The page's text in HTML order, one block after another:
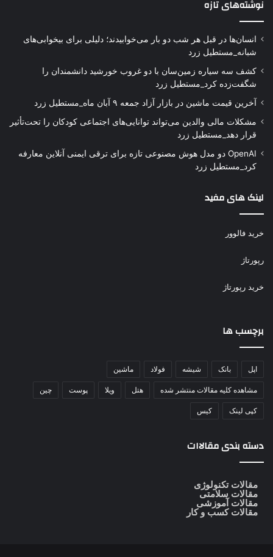
نوشته‌های تازه
انسان‌ها در قبل هر شب دو بار می‌خوابیدند؛ دلیلی برای بیخوابی‌های
شبانه_مستطیل زرد
کشف سه سیاره زمین‌سان با دو غروب خورشید دانشمندان را
شگفت‌زده کرد_مستطیل زرد
آخرین قیمت ماشین در بازار آزاد جمعه ۹ آبان ماه_مستطیل زرد
مشکلات مالی والدین می‌تواند توانایی‌های اجتماعی کودکان را تحت‌تأثیر
قرار دهد_مستطیل زرد
OpenAI دو مدل هوش مصنوعی تازه برای ترقی ایمنی آنلاین معارفه
کرد_مستطیل زرد
لینک های مفید
خرید فالوور
رپورتاژ
خرید رپورتاژ
برچسب ها
اپل بانک شیشه فولاد ماشین
مشاهده کلیه مقالات منتشر شده هتل ویلا پوست چین
کپی لینک کیس
دسته بندی مقالاات
مقالات تکنولوژی
مقالات سلامتی
مقالات آموزشی
مقالات کسب و کار